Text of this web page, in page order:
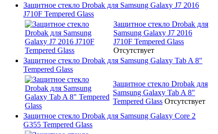
Защитное стекло Drobak для Samsung Galaxy J7 2016
J710F Tempered Glass
Защитное стекло Drobak для
Samsung Galaxy J7 2016
J710F Tempered Glass
Отсутствует
Защитное стекло Drobak для Samsung Galaxy Tab A 8"
Tempered Glass
Защитное стекло Drobak для
Samsung Galaxy Tab A 8"
Tempered Glass Отсутствует
Защитное стекло Drobak для Samsung Galaxy Core 2
G355 Tempered Glass